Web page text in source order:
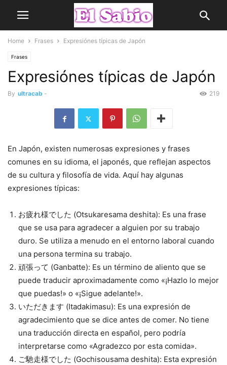
Home Frases Expresiónes típicas de Japón
Frases
Expresiónes típicas de Japón
By ultracab - 219
En Japón, existen numerosas expresiones y frases
comunes en su idioma, el japonés, que reflejan aspectos
de su cultura y filosofía de vida. Aquí hay algunas
expresiones típicas:
お疲れ様でした (Otsukaresama deshita): Es una frase
que se usa para agradecer a alguien por su trabajo
duro. Se utiliza a menudo en el entorno laboral cuando
una persona termina su trabajo.
頑張って (Ganbatte): Es un término de aliento que se
puede traducir aproximadamente como «¡Hazlo lo mejor
que puedas!» o «¡Sigue adelante!».
いただきます (Itadakimasu): Es una expresión de
agradecimiento que se dice antes de comer. No tiene
una traducción directa en español, pero podría
interpretarse como «Agradezco por esta comida».
ご馳走様でした (Gochisousama deshita): Esta expresión